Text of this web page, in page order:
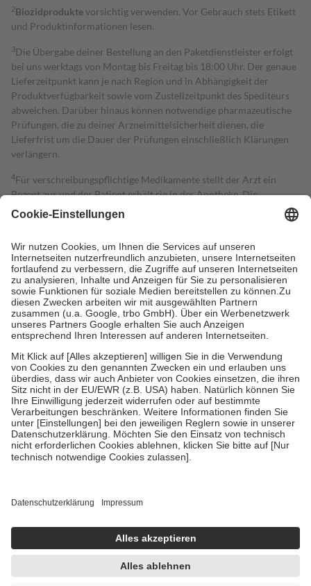
2Biozidproduktevorsichtig verwenden. Vor Gebrauch stets Etikett
und Produktinformationen lesen.
3Die Übergabe deiner Bestellung an den Paketdienstleister erfolgt
bei uns werktags von Montag bis Freitag bis 18:00 Uhr. Der genaue
Lieferzeitpunkt kann je nach Region und in Abhängigkeit der
Produktverfügbarkeit sowie vom Zustellzeitpunkt des Spediteurs
abweichen. Darüber hinaus können notwendige pharmazeutische
Prüfungen, die zu deiner Arzneimittelsicherheit dienen, die
Lieferfrist um die Dauer der Prüfungen einschließlich Klärungen
verlängern.
4Für verschreibungspflichtige Medikamente stellt der Arzt ein
Rezept aus und der Patient erhält sie in der Apotheke. Die
gesetzliche Krankenversicherung übernimmt in der Regel die
Kosten dafür, der Versicherte trägt einen Teil davon als Zuzahlung
Grundsätzlich leisten Mitglieder Zuzahlungen in Höhe von zehn
Prozent des Abgabepreises,mindestens jedochfünf Euround
höchstens zehn Euro.Es sind jedoch nie mehr als die tatsächlichen
Kosten der Leistung zu entrichten.
Diese Regeln gelten grundsätzlich auch für Online-Apotheken.
Bei Heilmitteln und häuslicher Krankenpflege beträgt die
Zuzahlung zehn Prozent der Kosten sowie zehn Euro je
Verordnung.
Um das Engagement der Versicherten für ihre eigene Gesundheit zu
stärken und die besondere Stellung der Familie zu unterstützen,
fallenkeine Zuzahlungenan bei:
• Kindern und Jugendlichen bis zum vollendeten 18. Lebensjahr
mit Ausnahme der Fahrkosten
• Untersuchungen zur Vorsorge und Früherkennung, die von der
GKV getragen werden
Einholung von Bewertungen. Trusted Shops hat Maßnahmen
getroffen, um sicherzustellen, dass es sich um echte Bewertungen
handelt. Mehr Informationen findest du hier:
https://help.etrusted.com/hc/de/articles/4419944605341